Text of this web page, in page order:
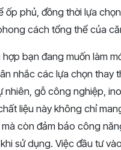
ốp phủ, đồng thời lựa chọn
cách tổng thể của
hợp bạn đang muốn làm
nhắc các lựa chọn thay
nhiên, gỗ công nghiệp,
liệu này không chỉ
mà còn đảm bảo công
khi sửdụng. Việc đầu tưvào